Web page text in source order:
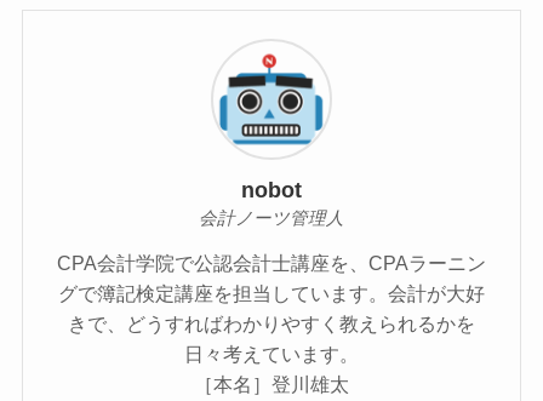
nobot
会計ノーツ管理人
CPA会計学院で公認会計士講座を、CPAラーニン
グで簿記検定講座を担当しています。会計が大好
きで、どうすればわかりやすく教えられるかを
日々考えています。
［本名］登川雄太